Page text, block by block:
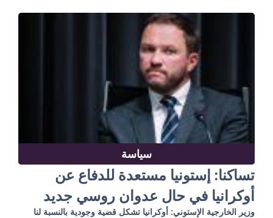
سياسة
تساكنا: إستونيا مستعدة للدفاع عن
أوكرانيا في حال عدوان روسي جديد
وزير الخارجية الإستوني: أوكرانيا تشكل قضية وجودية بالنسبة لنا